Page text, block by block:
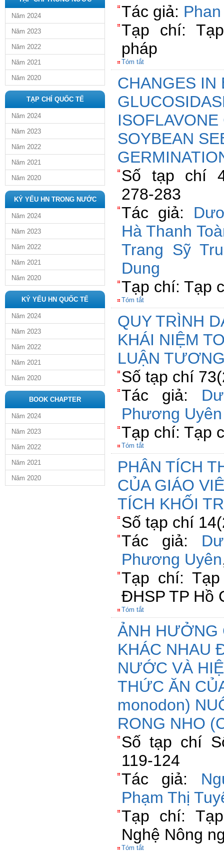
Năm 2024
Năm 2023
Năm 2022
Năm 2021
Năm 2020
TẠP CHÍ QUỐC TẾ
Năm 2024
Năm 2023
Năm 2022
Năm 2021
Năm 2020
KỶ YẾU HN TRONG NƯỚC
Năm 2024
Năm 2023
Năm 2022
Năm 2021
Năm 2020
KỶ YẾU HN QUỐC TẾ
Năm 2024
Năm 2023
Năm 2022
Năm 2021
Năm 2020
BOOK CHAPTER
Năm 2024
Năm 2023
Năm 2022
Năm 2021
Năm 2020
Tác giả:
Tạp chí:
pháp
Tóm tắt
CHANGES IN
SOYBEAN
Số tạp chí
278-283
Tác giả:
Hà Thanh
Trang Sỹ
Dung
Tạp chí: Tạp
Tóm tắt
QUY TRÌNH
KHÁI NIỆM
LUẬN
Số tạp chí
Tác giả:
Phương Uyên
Tạp chí: Tạp
Tóm tắt
PHÂN TÍCH
CỦA GIÁO
TÍCH KHỐI
Số tạp chí
Tác giả:
Phương Uyên
Tạp chí:
ĐHSP TP Hồ
Tóm tắt
ẢNH HƯỞNG
KHÁC NHAU
NƯỚC VÀ
THỨC ĂN
monodon)
RONG NHO
Số tạp chí
119-124
Tác giả:
Phạm Thị
Tạp chí:
Nghệ Nông
Tóm tắt